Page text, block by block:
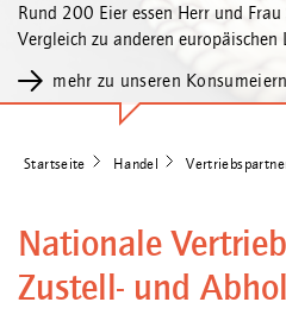
Rund 200 Eier essen Herr und Frau
Vergleich zu anderen
mehr zu unseren Konsumeiern
Startseite Handel
Nationale
Zustell- und